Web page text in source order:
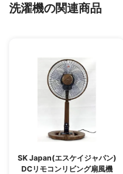
洗濯機の関連商品
SK Japan(エスケイジャパン)
DCリモコンリビング扇風機